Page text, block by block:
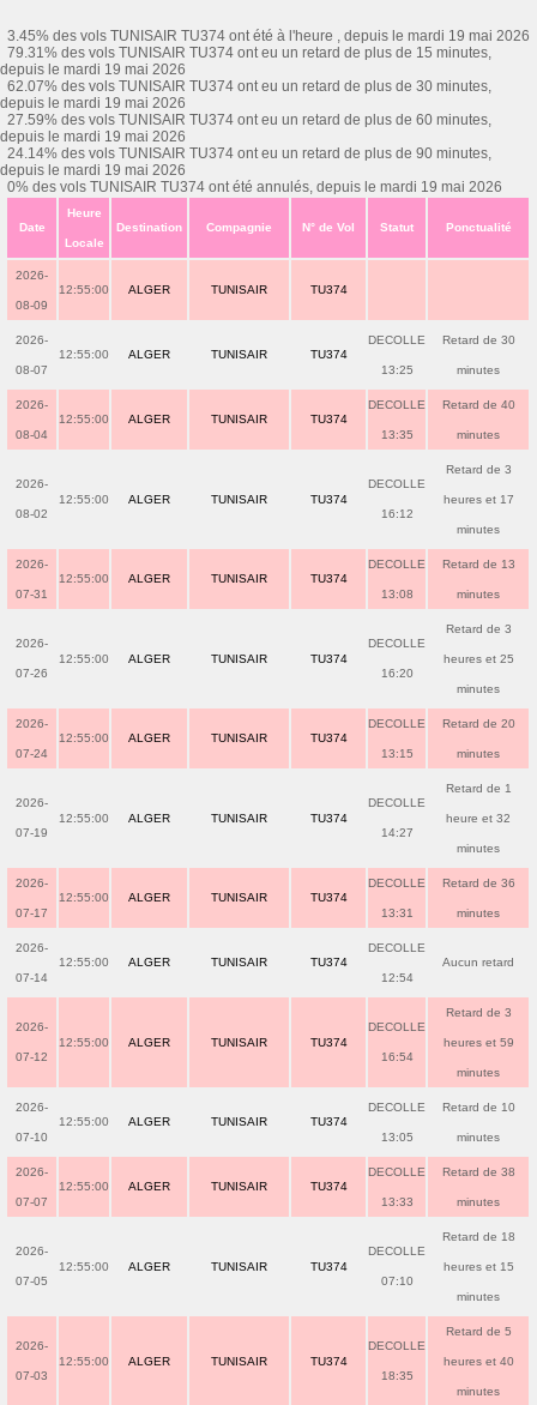
3.45% des vols TUNISAIR TU374 ont été à l'heure , depuis le mardi 19 mai 2026
79.31% des vols TUNISAIR TU374 ont eu un retard de plus de 15 minutes,
depuis le mardi 19 mai 2026
62.07% des vols TUNISAIR TU374 ont eu un retard de plus de 30 minutes,
depuis le mardi 19 mai 2026
27.59% des vols TUNISAIR TU374 ont eu un retard de plus de 60 minutes,
depuis le mardi 19 mai 2026
24.14% des vols TUNISAIR TU374 ont eu un retard de plus de 90 minutes,
depuis le mardi 19 mai 2026
0% des vols TUNISAIR TU374 ont été annulés, depuis le mardi 19 mai 2026
Date
Heure
Locale
Destination Compagnie N° de Vol Statut Ponctualité
2026-
08-09
12:55:00 ALGER TUNISAIR TU374
2026-
08-07
12:55:00 ALGER TUNISAIR TU374
DECOLLE
13:25
Retard de 30
minutes
2026-
08-04
12:55:00 ALGER TUNISAIR TU374
DECOLLE
13:35
Retard de 40
minutes
2026-
08-02
12:55:00 ALGER TUNISAIR TU374
DECOLLE
16:12
Retard de 3
heures et 17
minutes
2026-
07-31
12:55:00 ALGER TUNISAIR TU374
DECOLLE
13:08
Retard de 13
minutes
2026-
07-26
12:55:00 ALGER TUNISAIR TU374
DECOLLE
16:20
Retard de 3
heures et 25
minutes
2026-
07-24
12:55:00 ALGER TUNISAIR TU374
DECOLLE
13:15
Retard de 20
minutes
2026-
07-19
12:55:00 ALGER TUNISAIR TU374
DECOLLE
14:27
Retard de 1
heure et 32
minutes
2026-
07-17
12:55:00 ALGER TUNISAIR TU374
DECOLLE
13:31
Retard de 36
minutes
2026-
07-14
12:55:00 ALGER TUNISAIR TU374
DECOLLE
12:54
Aucun retard
2026-
07-12
12:55:00 ALGER TUNISAIR TU374
DECOLLE
16:54
Retard de 3
heures et 59
minutes
2026-
07-10
12:55:00 ALGER TUNISAIR TU374
DECOLLE
13:05
Retard de 10
minutes
2026-
07-07
12:55:00 ALGER TUNISAIR TU374
DECOLLE
13:33
Retard de 38
minutes
2026-
07-05
12:55:00 ALGER TUNISAIR TU374
DECOLLE
07:10
Retard de 18
heures et 15
minutes
2026-
07-03
12:55:00 ALGER TUNISAIR TU374
DECOLLE
18:35
Retard de 5
heures et 40
minutes